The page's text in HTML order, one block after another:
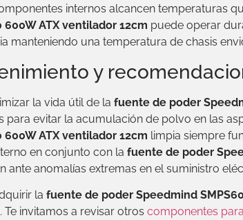
internos alcancen temperaturas
600W ATX ventilador 12cm puede operar
manteniendo una temperatura de chasis
y
la vida útil de la fuente de poder
para evitar la acumulación de polvo en las
600W ATX ventilador 12cm limpia siempre
en conjunto con la fuente de poder
ante anomalías extremas en el suministro
la fuente de poder Speedmind
Te invitamos a revisar otros componentes